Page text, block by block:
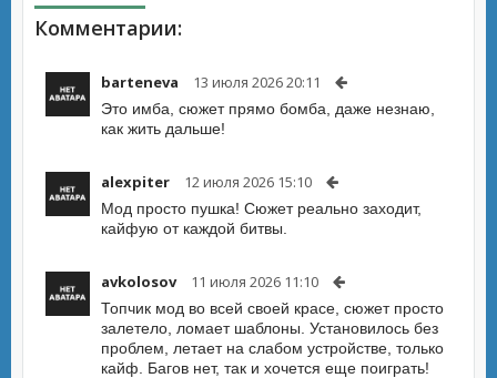
Комментарии:
barteneva 13 июля 2026 20:11
Это имба, сюжет прямо бомба, даже незнаю,
как жить дальше!
alexpiter 12 июля 2026 15:10
Мод просто пушка! Сюжет реально заходит,
кайфую от каждой битвы.
avkolosov 11 июля 2026 11:10
Топчик мод во всей своей красе, сюжет просто
залетело, ломает шаблоны. Установилось без
проблем, летает на слабом устройстве, только
кайф. Багов нет, так и хочется еще поиграть!